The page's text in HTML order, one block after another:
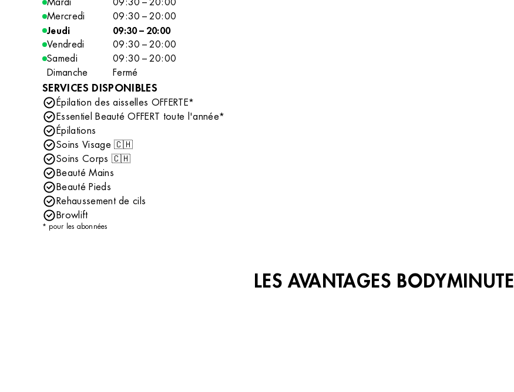
Mercredi
09:30 – 20:00
Jeudi
09:30 – 20:00
Vendredi
09:30 – 20:00
Samedi
09:30 – 20:00
Dimanche
Fermé
SERVICES DISPONIBLES
Épilation des aisselles OFFERTE*
Essentiel Beauté OFFERT toute l'année*
Épilations
Soins Visage 🇨🇭
Soins Corps 🇨🇭
Beauté Mains
Beauté Pieds
Rehaussement de cils
Browlift
* pour les abonnées
LES AVANTAGES BODYMINUTE